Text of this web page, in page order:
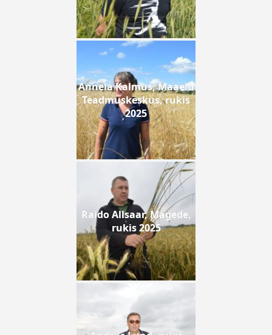
Annela Kalmus, Maaelu
Teadmuskeskus, rukis
2025
Raido Allsaar, Mägede,
rukis 2025